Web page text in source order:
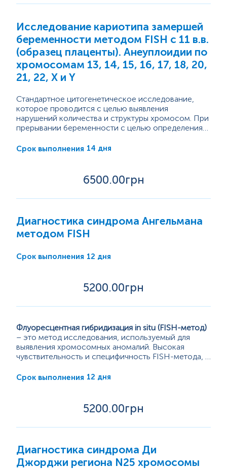
Маркеры аутоиммунных заболеваний
Пренатальная диагностика. Мониторинг
беременности
Онкомаркеры
Аутоиммунные заболевания
Онкология
Генетика питания
Нарушение репродуктивной функции
метод
Комплексные обследования
Бактериологические исследования
Цитологические исследования
Гистологические исследования
Исследование кариотипа замершей
беременности методом FISH с 11 в.в.
(образец плаценты). Анеуплоидии по
хромосомам 13, 14, 15, 16, 17, 18, 20,
21, 22, Х и Y
Стандартное цитогенетическое исследование,
которое проводится с целью выявления
нарушений количества и структуры хромосом. При
прерывании беременности с целью определения
беременности, проводится кариотипирование
современная генетическая технология для
выявления и локализации определенных
Срок выполнения 14 дня
6500.00грн
Диагностика синдрома Ангельмана
методом FISH
Срок выполнения 12 дня
5200.00грн
Флуоресцентная гибридизация in situ (FISH-метод)
– это метод исследования, используемый для
выявления хромосомных аномалий. Высокая
чувствительность и специфичность FISH-метода, а
исследование ключевым цитогенетическим
генетических аномалий, таких как слияние генов,
прогрессирования аберрации, что помогает...
Срок выполнения 12 дня
5200.00грн
Диагностика синдрома Ди
Джорджи региона N25 хромосомы